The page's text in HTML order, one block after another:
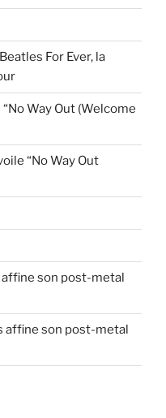
For Ever, la
Way Out (Welcome
“No Way Out
son post-metal
affine son post-metal